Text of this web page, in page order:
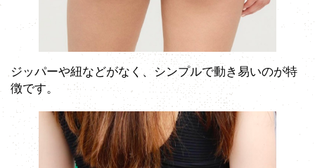
ジッパーや紐などがなく、シンプルで動き易いのが特
徴です。